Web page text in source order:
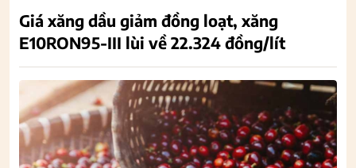
Giá xăng dầu giảm đồng loạt, xăng
E10RON95-III lùi về 22.324 đồng/lít